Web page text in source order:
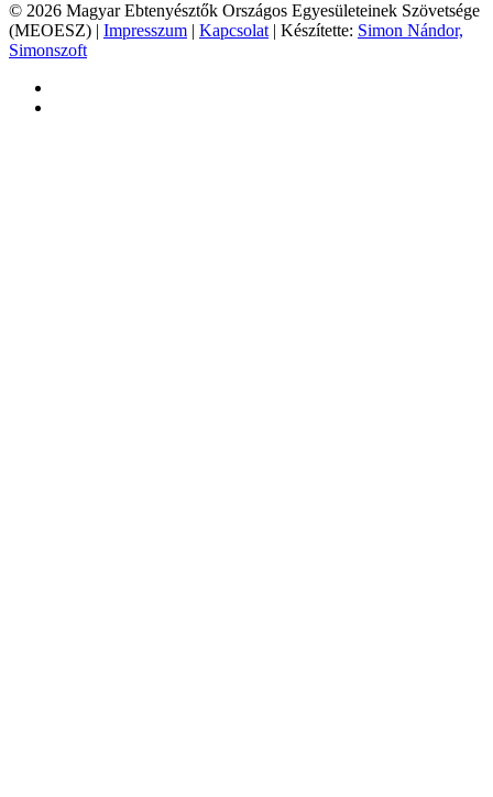
© 2026 Magyar Ebtenyésztők Országos Egyesületeinek Szövetsége
(MEOESZ) | Impresszum | Kapcsolat | Készítette: Simon Nándor,
Simonszoft